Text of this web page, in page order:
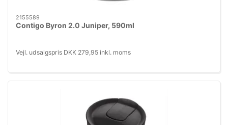
2155589
Contigo Byron 2.0 Juniper, 590ml
Vejl. udsalgspris DKK 279,95 inkl. moms